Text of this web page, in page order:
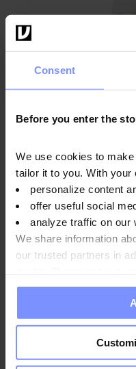
Consent
Before you enter the
We use cookies to
tailor it to you. With your
personalize content
offer useful social
analyze traffic on our
We share information
our trusted partners in
information you have
collected when you use
OstroVit Enzima del
8,49 EUR
Novità